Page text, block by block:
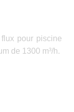
pour piscine
de 1300 m³/h.